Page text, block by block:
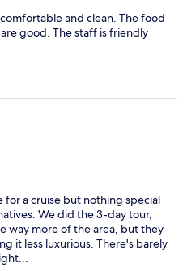
and clean. The food
good. The staff is friendly
a cruise but nothing special
We did the 3-day tour,
way more of the area, but they
it less luxurious. There's barely